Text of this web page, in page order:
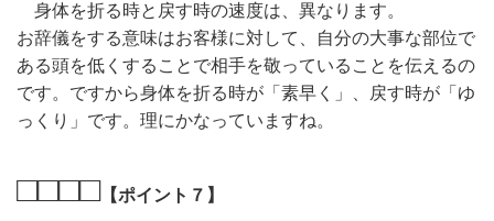
身体を折る時と戻す時の速度は、異なります。
お辞儀をする意味はお客様に対して、自分の大事な部位で
ある頭を低くすることで相手を敬っていることを伝えるの
です。ですから身体を折る時が「素早く」、戻す時が「ゆ
っくり」です。理にかなっていますね。
□□□□ 【ポイント７】